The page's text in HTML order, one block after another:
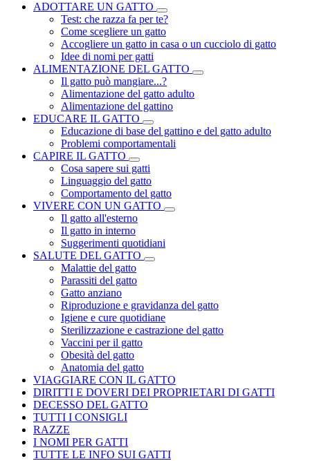
ADOTTARE UN GATTO
Test: che razza fa per te?
Come scegliere un gatto
Accogliere un gatto in casa o un cucciolo di gatto
Idee di nomi per gatti
ALIMENTAZIONE DEL GATTO
Il gatto può mangiare...?
Alimentazione del gatto adulto
Alimentazione del gattino
EDUCARE IL GATTO
Educazione di base del gattino e del gatto adulto
Problemi comportamentali
CAPIRE IL GATTO
Cosa sapere sui gatti
Linguaggio del gatto
Comportamento del gatto
VIVERE CON UN GATTO
Il gatto all'esterno
Il gatto in interno
Suggerimenti quotidiani
SALUTE DEL GATTO
Malattie del gatto
Parassiti del gatto
Gatto anziano
Riproduzione e gravidanza del gatto
Igiene e cure quotidiane
Sterilizzazione e castrazione del gatto
Vaccini per il gatto
Obesità del gatto
Anatomia del gatto
VIAGGIARE CON IL GATTO
DIRITTI E DOVERI DEI PROPRIETARI DI GATTI
DECESSO DEL GATTO
TUTTI I CONSIGLI
RAZZE
I NOMI PER GATTI
TUTTE LE INFO SUI GATTI